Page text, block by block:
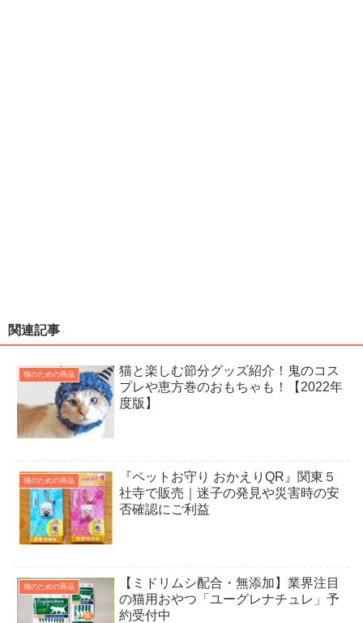
関連記事
猫のための商品
猫と楽しむ節分グッズ紹介！鬼のコス
プレや恵方巻のおもちゃも！【2022年
度版】
猫のための商品
『ペットお守り おかえりQR』関東５
社寺で販売｜迷子の発見や災害時の安
否確認にご利益
猫のための商品
【ミドリムシ配合・無添加】業界注目
の猫用おやつ「ユーグレナチュレ」予
約受付中